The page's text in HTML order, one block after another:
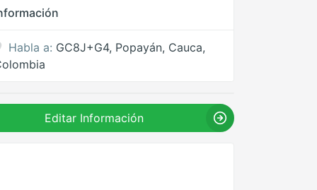
Habla a: GC8J+G4, Popayán, Cauca,
Editar Información